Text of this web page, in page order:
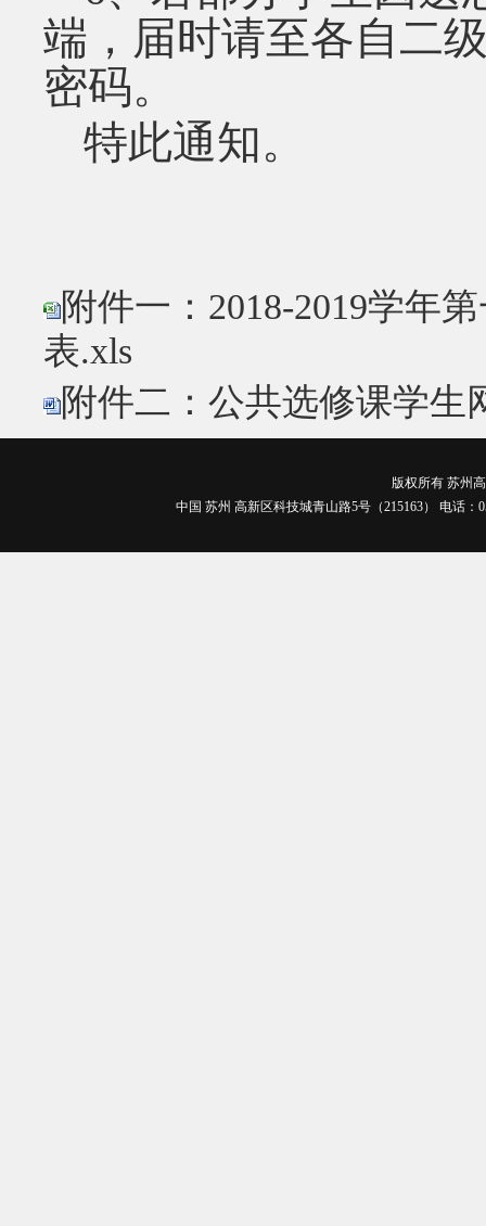
端，届时请至各自二
密码。
特此通知。
附件一：2018-2019学年
表.xls
附件二：公共选修课学生
版权所有 苏州
中国 苏州 高新区科技城青山路5号（215163） 电话：